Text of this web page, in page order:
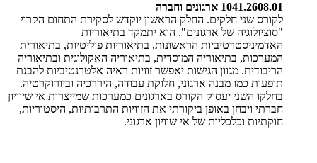
1041.2608.01 ארגונים וחברה
לקורס שני חלקים. החלק הראשון יוקדש לסקירת התחום הקרוי
"סוציולוגיה של ארגונים". הוא יתמקד בתיאוריות
האדמיניסטרטיביות הראשונות, בתיאוריות פוליטיות, בתיאורית
המערכות, בתיאוריה המוסדית, בתיאוריה האקולוגית ובתיאוריה
הריבודית. מגוון הגישות יאפשר זוויות ראיה אלטרנטיביות להבנת
תופעות כמו מבנה ארגוני, חלוקת עבודה, היררכיה וביורוקרטיה.
בחלקו השני יעסוק הקורס בארגונים כמערכות שמייצרות אי שיוויון
חברתי ויבחן באופן ביקורתי את הזוויות התרבותיות, היסטוריות,
חוקתיות וכלכליות של אי שוויון ארגוני.